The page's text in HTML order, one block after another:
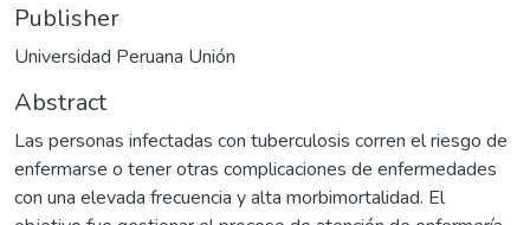
Publisher
Universidad Peruana Unión
Abstract
Las personas infectadas con tuberculosis corren el riesgo de
enfermarse o tener otras complicaciones de enfermedades
con una elevada frecuencia y alta morbimortalidad. El